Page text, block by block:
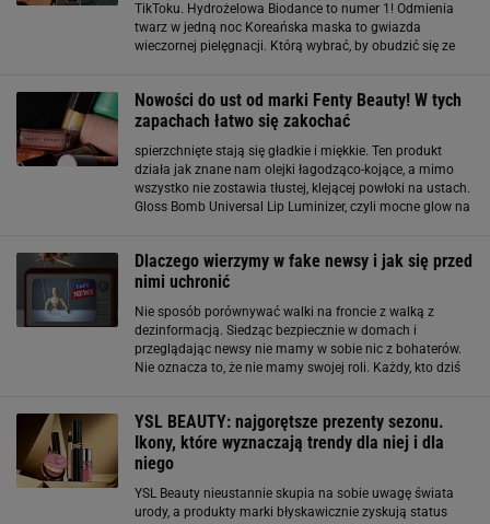
TikToku. Hydrożelowa Biodance to numer 1! Odmienia
twarz w jedną noc Koreańska maska to gwiazda
wieczornej pielęgnacji. Którą wybrać, by obudzić się ze
Nowości do ust od marki Fenty Beauty! W tych
zapachach łatwo się zakochać
spierzchnięte stają się gładkie i miękkie. Ten produkt
działa jak znane nam olejki łagodząco-kojące, a mimo
wszystko nie zostawia tłustej, klejącej powłoki na ustach.
Gloss Bomb Universal Lip Luminizer, czyli mocne glow na
Dlaczego wierzymy w fake newsy i jak się przed
nimi uchronić
Nie sposób porównywać walki na froncie z walką z
dezinformacją. Siedząc bezpiecznie w domach i
przeglądając newsy nie mamy w sobie nic z bohaterów.
Nie oznacza to, że nie mamy swojej roli. Każdy, kto dziś
YSL BEAUTY: najgorętsze prezenty sezonu.
Ikony, które wyznaczają trendy dla niej i dla
niego
YSL Beauty nieustannie skupia na sobie uwagę świata
urody, a produkty marki błyskawicznie zyskują status